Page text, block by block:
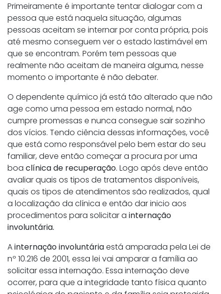
Primeiramente é importante tentar dialogar com a
pessoa que está naquela situação, algumas
pessoas aceitam se internar por conta própria, pois
até mesmo conseguem ver o estado lastimável em
que se encontram. Porém tem pessoas que
realmente não aceitam de maneira alguma, nesse
momento o importante é não debater.
O dependente químico já está tão alterado que não
age como uma pessoa em estado normal, não
cumpre promessas e nunca consegue sair sozinho
dos vícios. Tendo ciência dessas informações, você
que está como responsável pelo bem estar do seu
familiar, deve então começar a procura por uma
boa clínica de recuperação. Logo após deve então
avaliar quais os tipos de tratamentos disponíveis,
quais os tipos de atendimentos são realizados, qual
a localização da clínica e então dar inicio aos
procedimentos para solicitar a internação
involuntária.
Ainternação involuntáriaestá amparada pela Lei de
nº 10.216 de 2001, essa lei vai amparar a família ao
solicitar essa internação. Essa internação deve
ocorrer, para que a integridade tanto física quanto